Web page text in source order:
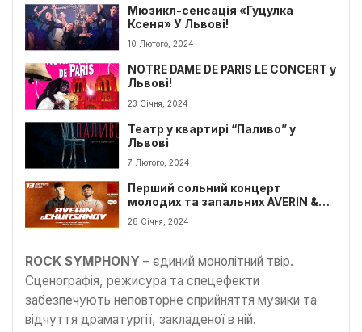
Мюзикл-сенсація «Гуцулка
Ксеня» У Львові!
10 Лютого, 2024
NOTRE DAME DE PARIS LE CONCERT у
Львові!
23 Січня, 2024
Театр у квартирі “Паливо” у
Львові
7 Лютого, 2024
Перший сольний концерт
молодих та запальних AVERIN &
CHURSANOV
28 Січня, 2024
ROCK SYMPHONY – єдиний монолітний твір.
Сценографія, режисура та спецефекти
забезпечують неповторне сприйняття музики та
відчуття драматургії, закладеної в ній.